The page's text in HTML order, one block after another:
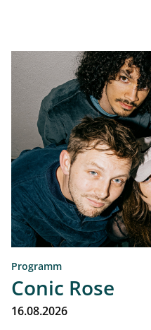
Programm
Conic Rose
16.08.2026